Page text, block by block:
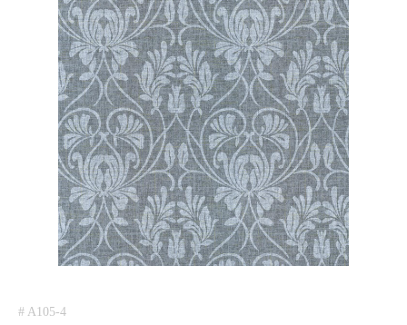
# A105-4